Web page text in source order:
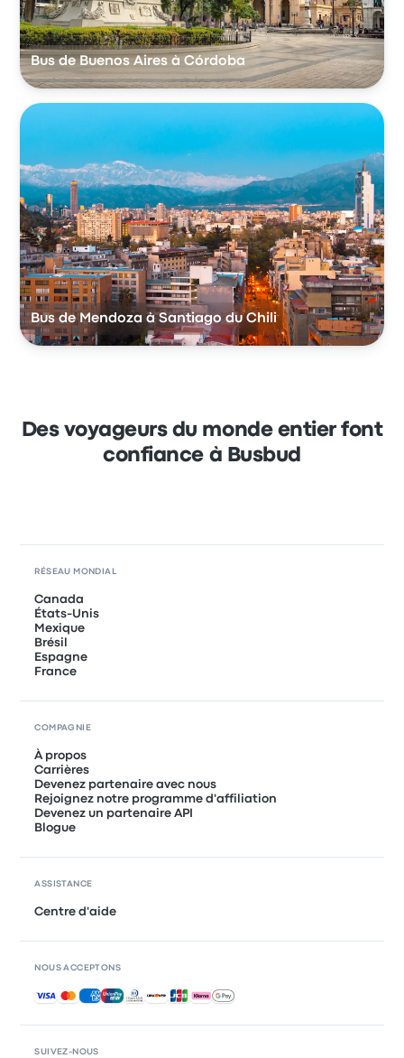
Bus de Buenos Aires à Córdoba
Bus de Mendoza à Santiago du Chili
Des voyageurs du monde entier font
confiance à Busbud
SUIVEZ-NOUS
RÉSEAU MONDIAL
Canada
États-Unis
Mexique
Brésil
Espagne
France
COMPAGNIE
À propos
Carrières
Devenez partenaire avec nous
Rejoignez notre programme d'affiliation
Devenez un partenaire API
Blogue
ASSISTANCE
Centre d'aide
NOUS ACCEPTONS
Paiements acceptés